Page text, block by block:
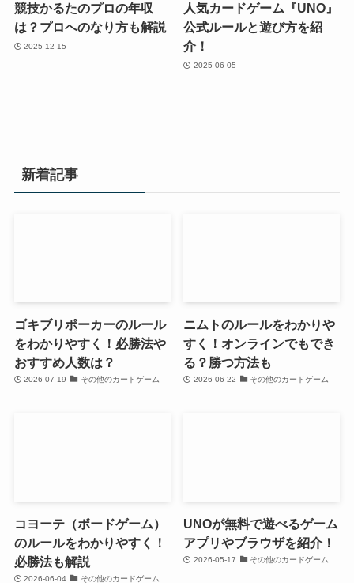
競技かるたのプロの年収
は？プロへのなり方も解説
2025-12-15
人気カードゲーム『UNO』
公式ルールと遊び方を紹
介！
2025-06-05
新着記事
ゴキブリポーカーのルール
をわかりやすく！必勝法や
おすすめ人数は？
2026-07-19 その他のカードゲーム
ニムトのルールをわかりや
すく！オンラインでもでき
る？勝つ方法も
2026-06-22 その他のカードゲーム
コヨーテ（ボードゲーム）
のルールをわかりやすく！
必勝法も解説
2026-06-04 その他のカードゲーム
UNOが無料で遊べるゲーム
アプリやブラウザを紹介！
2026-05-17 その他のカードゲーム